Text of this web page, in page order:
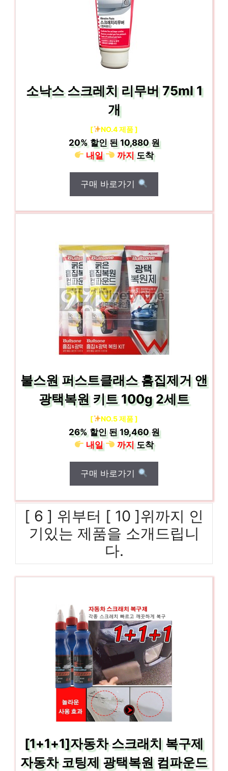
소낙스 스크레치 리무버 75ml 1
개
[ NO.4 제품 ]
20%할인 된10,880 원
내일
까지도착
구매 바로가기
불스원 퍼스트클래스 흠집제거 앤
광택복원 키트 100g 2세트
[ NO.5 제품 ]
26%할인 된19,460 원
내일
까지도착
구매 바로가기
[ 6 ] 위부터 [ 10 ]위까지 인
기있는 제품을 소개드립니
다.
[1+1+1]자동차 스크래치 복구제
자동차 코팅제 광택복원 컴파운드